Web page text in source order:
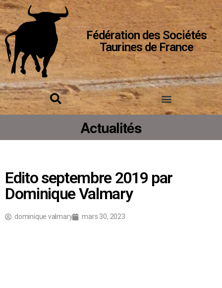
Fédération des Sociétés
Taurines de France
Actualités
Edito septembre 2019 par
Dominique Valmary
dominique valmary mars 30, 2023